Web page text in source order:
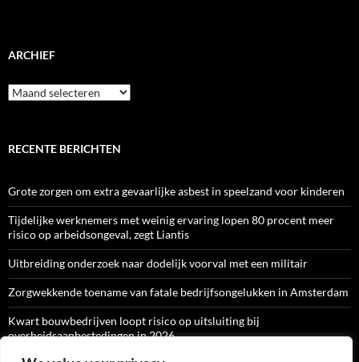
ARCHIEF
Archief
RECENTE BERICHTEN
Grote zorgen om extra gevaarlijke asbest in speelzand voor kinderen
Tijdelijke werknemers met weinig ervaring lopen 80 procent meer
risico op arbeidsongeval, zegt Liantis
Uitbreiding onderzoek naar dodelijk voorval met een militair
Zorgwekkende toename van fatale bedrijfsongelukken in Amsterdam
Kwart bouwbedrijven loopt risico op uitsluiting bij
overheidsaanbestedingen in 2026